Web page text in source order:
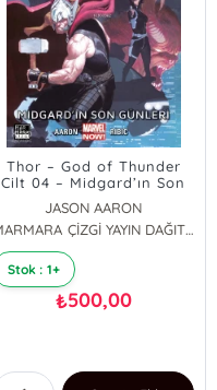
Thor – God of Thunder
Cilt 04 – Midgard’ın Son
Günleri
JASON AARON
MARMARA ÇİZGİ YAYIN DAĞITIM
Stok : 1+
₺500,00